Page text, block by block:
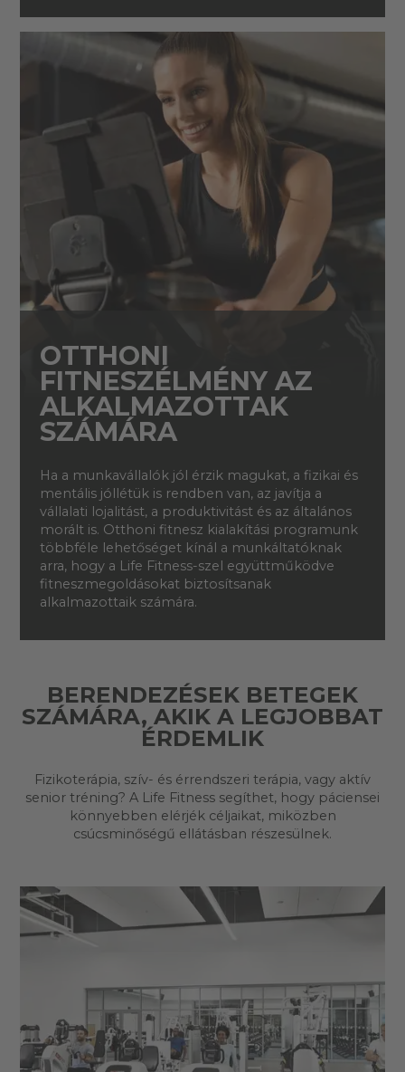
OTTHONI
FITNESZÉLMÉNY AZ
ALKALMAZOTTAK
SZÁMÁRA
Ha a munkavállalók jól érzik magukat, a fizikai és
mentális jóllétük is rendben van, az javítja a
vállalati lojalitást, a produktivitást és az általános
morált is. Otthoni fitnesz kialakítási programunk
többféle lehetőséget kínál a munkáltatóknak
arra, hogy a Life Fitness-szel együttműködve
fitneszmegoldásokat biztosítsanak
alkalmazottaik számára.
BERENDEZÉSEK BETEGEK
SZÁMÁRA, AKIK A LEGJOBBAT
ÉRDEMLIK
Fizikoterápia, szív- és érrendszeri terápia, vagy aktív
senior tréning? A Life Fitness segíthet, hogy páciensei
könnyebben elérjék céljaikat, miközben
csúcsminőségű ellátásban részesülnek.